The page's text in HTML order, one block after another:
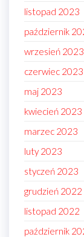
listopad 2023
październik
wrzesień 2023
czerwiec 2023
maj 2023
kwiecień 2023
marzec 2023
luty 2023
styczeń 2023
grudzień 2022
listopad 2022
październik